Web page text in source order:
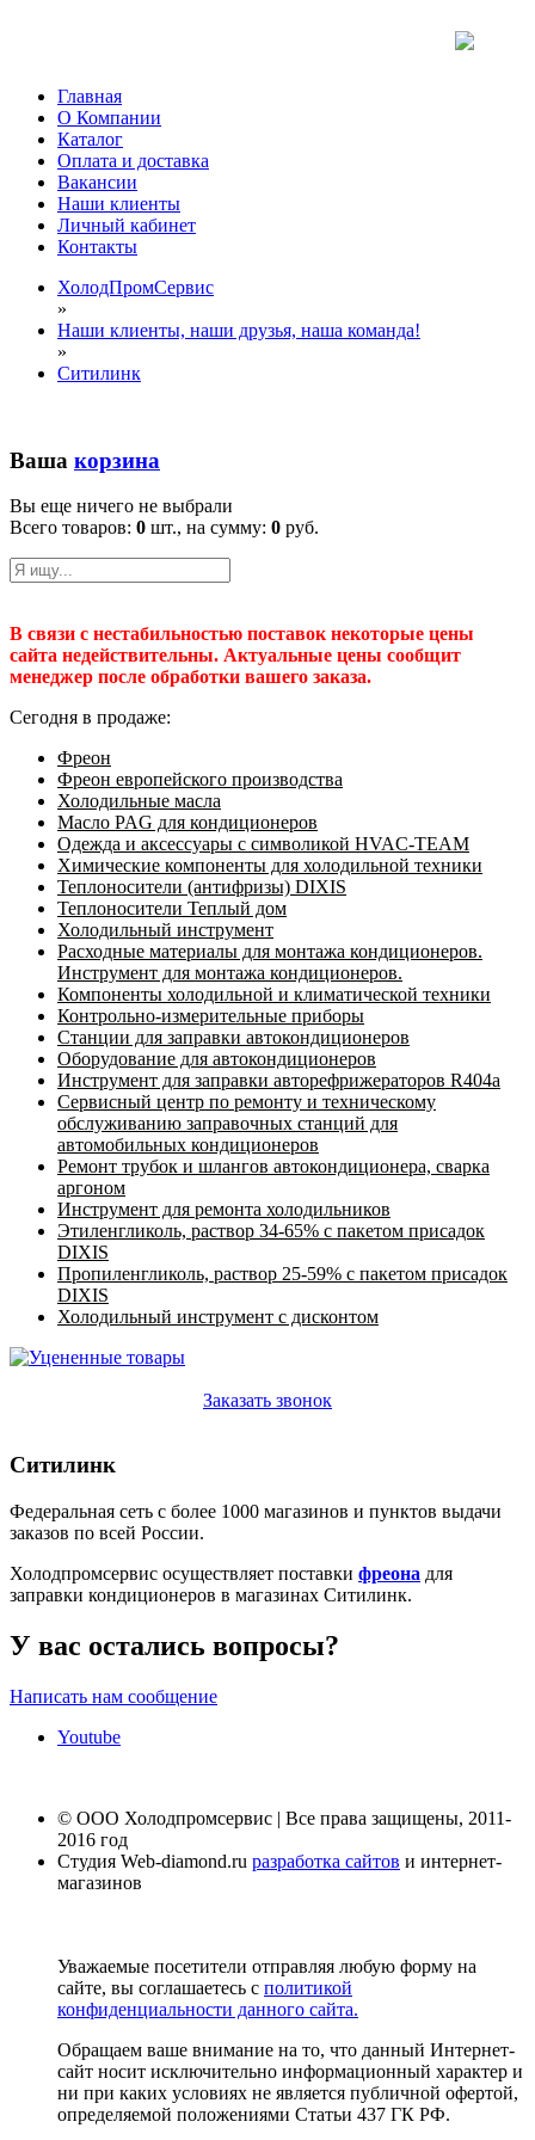
Главная
О Компании
Каталог
Оплата и доставка
Вакансии
Наши клиенты
Личный кабинет
Контакты
ХолодПромСервис
»
Наши клиенты, наши друзья, наша команда!
»
Ситилинк
Ваша корзина
Вы еще ничего не выбрали
Всего товаров: 0 шт., на сумму: 0 руб.
В связи с нестабильностью поставок некоторые цены
сайта недействительны. Актуальные цены сообщит
менеджер после обработки вашего заказа.
Сегодня в продаже:
Фреон
Фреон европейского производства
Холодильные масла
Масло PAG для кондиционеров
Одежда и аксессуары с символикой HVAC-TEAM
Химические компоненты для холодильной техники
Теплоносители (антифризы) DIXIS
Теплоносители Теплый дом
Холодильный инструмент
Расходные материалы для монтажа кондиционеров.
Инструмент для монтажа кондиционеров.
Компоненты холодильной и климатической техники
Контрольно-измерительные приборы
Станции для заправки автокондиционеров
Оборудование для автокондиционеров
Инструмент для заправки авторефрижераторов R404a
Сервисный центр по ремонту и техническому
обслуживанию заправочных станций для
автомобильных кондиционеров
Ремонт трубок и шлангов автокондиционера, сварка
аргоном
Инструмент для ремонта холодильников
Этиленгликоль, раствор 34-65% с пакетом присадок
DIXIS
Пропиленгликоль, раствор 25-59% с пакетом присадок
DIXIS
Холодильный инструмент с дисконтом
Заказать звонок
Ситилинк
Федеральная сеть с более 1000 магазинов и пунктов выдачи
заказов по всей России.
Холодпромсервис осуществляет поставки фреона для
заправки кондиционеров в магазинах Ситилинк.
У вас остались вопросы?
Написать нам сообщение
Youtube
© ООО Холодпромсервис | Все права защищены, 2011-
2016 год
Студия Web-diamond.ru разработка сайтов и интернет-
магазинов
Уважаемые посетители отправляя любую форму на
сайте, вы соглашаетесь с политикой
конфиденциальности данного сайта.
Обращаем ваше внимание на то, что данный Интернет-
сайт носит исключительно информационный характер и
ни при каких условиях не является публичной офертой,
определяемой положениями Статьи 437 ГК РФ.